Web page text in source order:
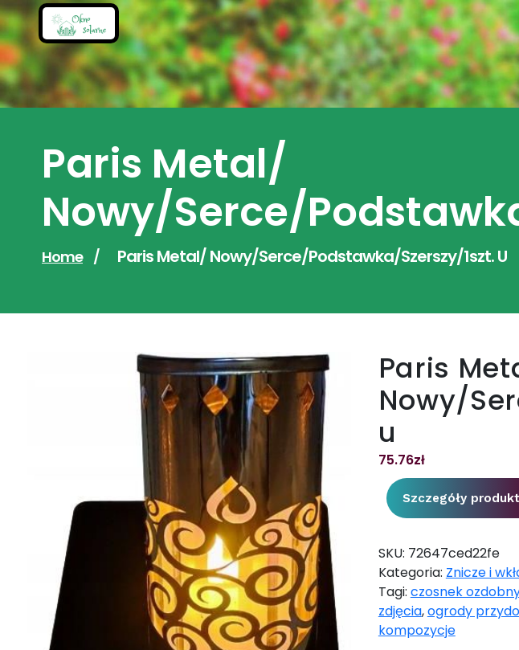
Skip
to
content
Paris Metal/
Nowy/Serce/
Home / Paris Metal/ Nowy/Serce/Podstawka/Szerszy/1szt. U
Paris
Nowy/
u
75.76zł
Szczegóły
SKU: 72647ced22fe
Kategoria: Znicze i
Tagi: czosnek
zdjęcia,ogrody
kompozycje